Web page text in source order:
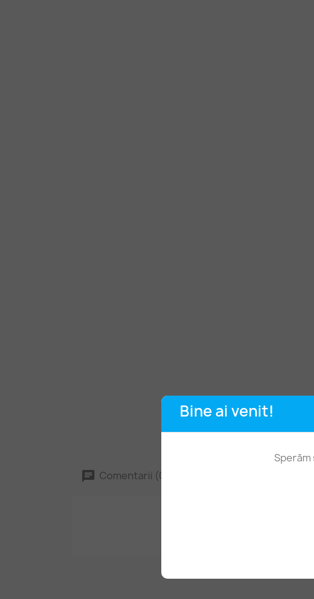
Bine ai venit!
Sperăm
Comentarii (0)